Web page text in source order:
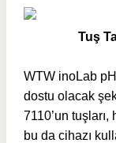
Tuş
WTW inoLab pH
dostu olacak
7110’un
bu da cihazı